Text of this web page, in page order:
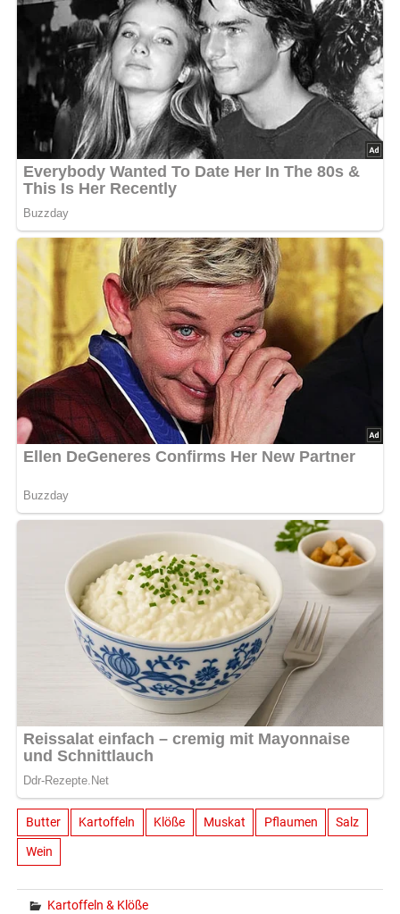
Butter Kartoffeln Klöße Muskat Pflaumen Salz
Wein
Kartoffeln & Klöße